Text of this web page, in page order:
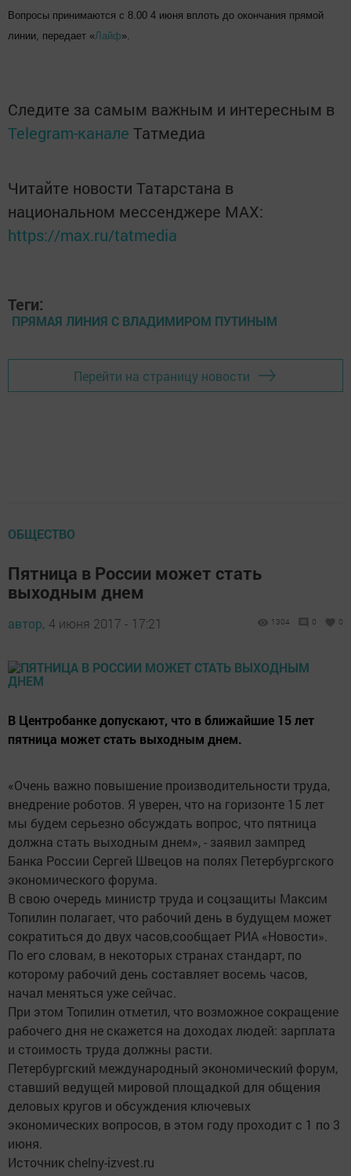
Вопросы принимаются с 8.00 4 июня вплоть до окончания прямой
линии, передает «Лайф».
Следите за самым важным и интересным в
Telegram-канале Татмедиа
Читайте новости Татарстана в
национальном мессенджере MАХ:
https://max.ru/tatmedia
Теги:
ПРЯМАЯ ЛИНИЯ С ВЛАДИМИРОМ ПУТИНЫМ
Перейти на страницу новости
ОБЩЕСТВО
Пятница в России может стать
выходным днем
автор, 4 июня 2017 - 17:21 1304 0 0
В Центробанке допускают, что в ближайшие 15 лет
пятница может стать выходным днем.
«Очень важно повышение производительности труда,
внедрение роботов. Я уверен, что на горизонте 15 лет
мы будем серьезно обсуждать вопрос, что пятница
должна стать выходным днем», - заявил зампред
Банка России Сергей Швецов на полях Петербургского
экономического форума.
В свою очередь министр труда и соцзащиты Максим
Топилин полагает, что рабочий день в будущем может
сократиться до двух часов,сообщает РИА «Новости».
По его словам, в некоторых странах стандарт, по
которому рабочий день составляет восемь часов,
начал меняться уже сейчас.
При этом Топилин отметил, что возможное сокращение
рабочего дня не скажется на доходах людей: зарплата
и стоимость труда должны расти.
Петербургский международный экономический форум,
ставший ведущей мировой площадкой для общения
деловых кругов и обсуждения ключевых
экономических вопросов, в этом году проходит с 1 по 3
июня.
Источник chelny-izvest.ru